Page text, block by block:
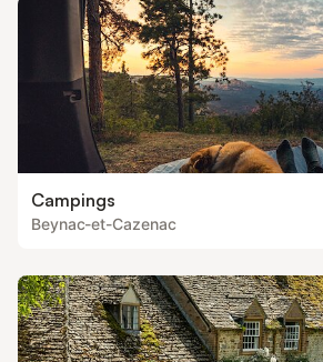
Campings
Beynac-et-Cazenac